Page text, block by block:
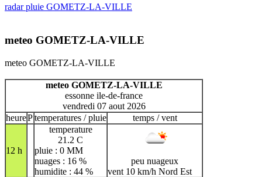
radar pluie GOMETZ-LA-VILLE
meteo GOMETZ-LA-VILLE
meteo GOMETZ-LA-VILLE
meteo GOMETZ-LA-VILLE
essonne ile-de-france
vendredi 07 aout 2026
heurePtemperatures / pluie temps / vent
12 h
temperature
21.2 C
pluie : 0 MM
nuages : 16 %
humidite : 44 %
peu nuageux
vent 10 km/h Nord Est